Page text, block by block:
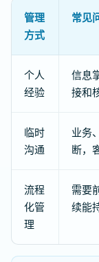
管理
方式
常见
个人
经验
信息
接和
临时
沟通
业务
断，
流程
化管
理
需要
续能